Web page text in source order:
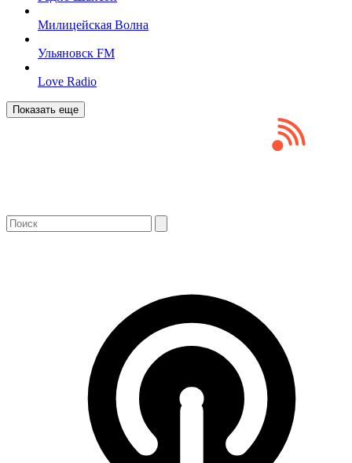
Милицейская Волна
Ульяновск FM
Love Radio
Показать еще